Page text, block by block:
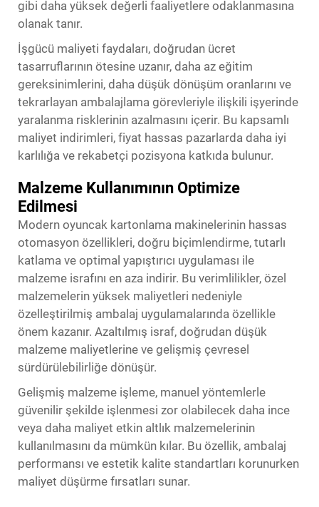
gibi daha yüksek değerli faaliyetlere odaklanmasına
olanak tanır.
İşgücü maliyeti faydaları, doğrudan ücret
tasarruflarının ötesine uzanır, daha az eğitim
gereksinimlerini, daha düşük dönüşüm oranlarını ve
tekrarlayan ambalajlama görevleriyle ilişkili işyerinde
yaralanma risklerinin azalmasını içerir. Bu kapsamlı
maliyet indirimleri, fiyat hassas pazarlarda daha iyi
karlılığa ve rekabetçi pozisyona katkıda bulunur.
Malzeme Kullanımının Optimize
Edilmesi
Modern oyuncak kartonlama makinelerinin hassas
otomasyon özellikleri, doğru biçimlendirme, tutarlı
katlama ve optimal yapıştırıcı uygulaması ile
malzeme israfını en aza indirir. Bu verimlilikler, özel
malzemelerin yüksek maliyetleri nedeniyle
özelleştirilmiş ambalaj uygulamalarında özellikle
önem kazanır. Azaltılmış israf, doğrudan düşük
malzeme maliyetlerine ve gelişmiş çevresel
sürdürülebilirliğe dönüşür.
Gelişmiş malzeme işleme, manuel yöntemlerle
güvenilir şekilde işlenmesi zor olabilecek daha ince
veya daha maliyet etkin altlık malzemelerinin
kullanılmasını da mümkün kılar. Bu özellik, ambalaj
performansı ve estetik kalite standartları korunurken
maliyet düşürme fırsatları sunar.